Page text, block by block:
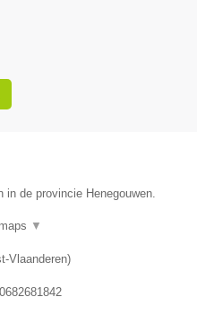
in de provincie Henegouwen.
▼
Vlaanderen)
0682681842